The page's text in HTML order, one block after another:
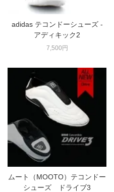
adidas テコンドーシューズ -
アディキック2
7,500円
ムート（MOOTO）テコンドー
シューズ ドライブ3